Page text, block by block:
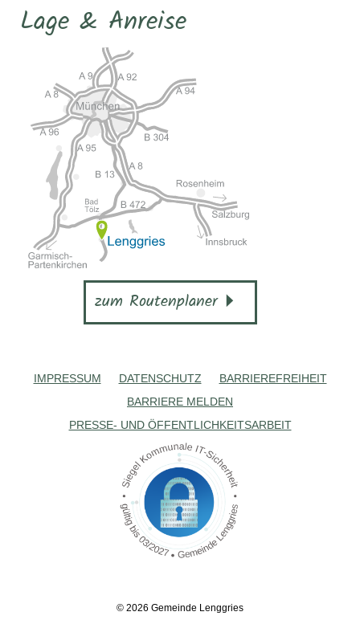
Lage & Anreise
zum Routenplaner
IMPRESSUM DATENSCHUTZ
BARRIEREFREIHEIT
BARRIERE MELDEN
PRESSE- UND ÖFFENTLICHKEITSARBEIT
© 2026 Gemeinde Lenggries